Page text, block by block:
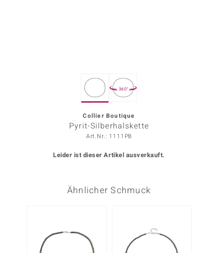
360°
Collier Boutique
Pyrit-Silberhalskette
Art.Nr.: 1111PB
Leider ist dieser Artikel ausverkauft.
Ähnlicher Schmuck